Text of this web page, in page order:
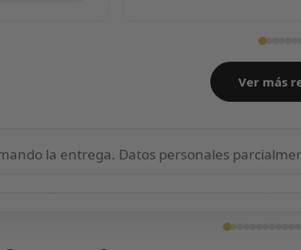
Ver más
la entrega. Datos personales